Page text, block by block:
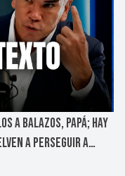
A BALAZOS, PAPÁ; HAY